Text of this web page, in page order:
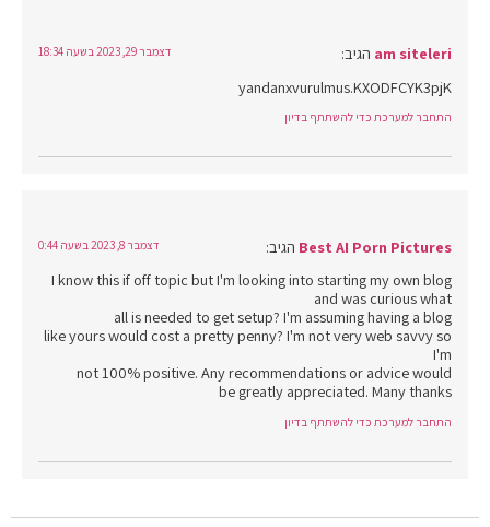
am siteleri הגיב: דצמבר 29, 2023 בשעה 18:34
yandanxvurulmus.KXODFCYK3pjK
התחבר למערכת כדי להשתתף בדיון
Best AI Porn Pictures הגיב: דצמבר 8, 2023 בשעה 0:44
I know this if off topic but I'm looking into starting my own blog
and was curious what
all is needed to get setup? I'm assuming having a blog
like yours would cost a pretty penny? I'm not very web savvy so
I'm
not 100% positive. Any recommendations or advice would
be greatly appreciated. Many thanks
התחבר למערכת כדי להשתתף בדיון